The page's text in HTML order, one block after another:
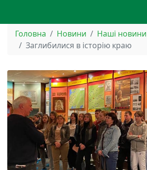
Головна Новини
Наші новини
Заглибилися в історію краю